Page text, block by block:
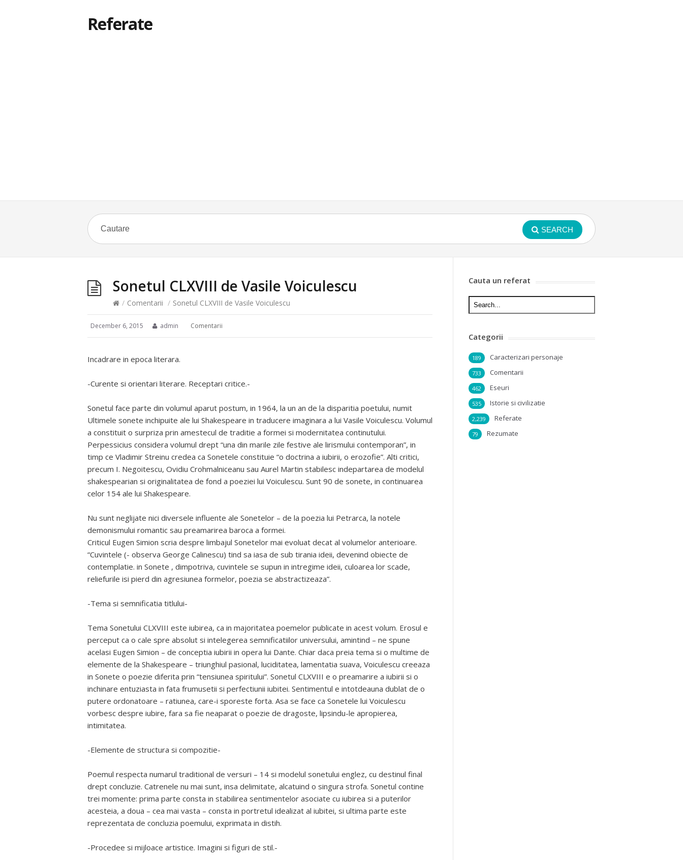
Referate
SEARCH
Sonetul CLXVIII de Vasile Voiculescu
/ Comentarii / Sonetul CLXVIII de Vasile Voiculescu
December 6, 2015 admin Comentarii
Incadrare in epoca literara.
-Curente si orientari literare. Receptari critice.-
Sonetul face parte din volumul aparut postum, in 1964, la un an de la disparitia poetului, numit
Ultimele sonete inchipuite ale lui Shakespeare in traducere imaginara a lui Vasile Voiculescu. Volumul
a constituit o surpriza prin amestecul de traditie a formei si modernitatea continutului.
Perpessicius considera volumul drept “una din marile zile festive ale lirismului contemporan”, in
timp ce Vladimir Streinu credea ca Sonetele constituie “o doctrina a iubirii, o erozofie”. Alti critici,
precum I. Negoitescu, Ovidiu Crohmalniceanu sau Aurel Martin stabilesc indepartarea de modelul
shakespearian si originalitatea de fond a poeziei lui Voiculescu. Sunt 90 de sonete, in continuarea
celor 154 ale lui Shakespeare.
Nu sunt neglijate nici diversele influente ale Sonetelor – de la poezia lui Petrarca, la notele
demonismului romantic sau preamarirea baroca a formei.
Criticul Eugen Simion scria despre limbajul Sonetelor mai evoluat decat al volumelor anterioare.
“Cuvintele (- observa George Calinescu) tind sa iasa de sub tirania ideii, devenind obiecte de
contemplatie. in Sonete , dimpotriva, cuvintele se supun in intregime ideii, culoarea lor scade,
reliefurile isi pierd din agresiunea formelor, poezia se abstractizeaza”.
-Tema si semnificatia titlului-
Tema Sonetului CLXVIII este iubirea, ca in majoritatea poemelor publicate in acest volum. Erosul e
perceput ca o cale spre absolut si intelegerea semnificatiilor universului, amintind – ne spune
acelasi Eugen Simion – de conceptia iubirii in opera lui Dante. Chiar daca preia tema si o multime de
elemente de la Shakespeare – triunghiul pasional, luciditatea, lamentatia suava, Voiculescu creeaza
in Sonete o poezie diferita prin “tensiunea spiritului”. Sonetul CLXVIII e o preamarire a iubirii si o
inchinare entuziasta in fata frumusetii si perfectiunii iubitei. Sentimentul e intotdeauna dublat de o
putere ordonatoare – ratiunea, care-i sporeste forta. Asa se face ca Sonetele lui Voiculescu
vorbesc despre iubire, fara sa fie neaparat o poezie de dragoste, lipsindu-le apropierea,
intimitatea.
-Elemente de structura si compozitie-
Poemul respecta numarul traditional de versuri – 14 si modelul sonetului englez, cu destinul final
drept concluzie. Catrenele nu mai sunt, insa delimitate, alcatuind o singura strofa. Sonetul contine
trei momente: prima parte consta in stabilirea sentimentelor asociate cu iubirea si a puterilor
acesteia, a doua – cea mai vasta – consta in portretul idealizat al iubitei, si ultima parte este
reprezentata de concluzia poemului, exprimata in distih.
-Procedee si mijloace artistice. Imagini si figuri de stil.-
Cauta un referat
Categorii
Caracterizari personaje
189
Comentarii
733
Eseuri
462
Istorie si civilizatie
535
Referate
2,239
Rezumate
79